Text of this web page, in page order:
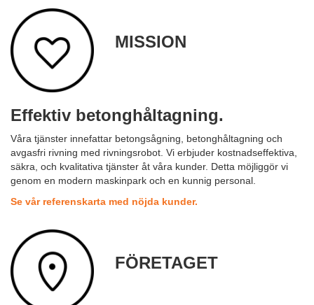
MISSION
Effektiv betonghåltagning.
Våra tjänster innefattar betongsågning, betonghåltagning och
avgasfri rivning med rivningsrobot. Vi erbjuder kostnadseffektiva,
säkra, och kvalitativa tjänster åt våra kunder. Detta möjliggör vi
genom en modern maskinpark och en kunnig personal.
Se vår referenskarta med nöjda kunder.
FÖRETAGET